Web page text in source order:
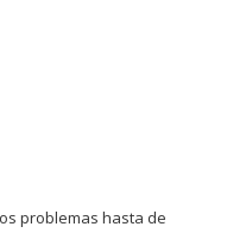
problemas hasta de